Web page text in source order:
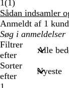
1(1
anmeldelser
)
Sådan indsamler
Anmeldt af 1
Min
søgetekst
Filtrer
efter
Sorter
efter